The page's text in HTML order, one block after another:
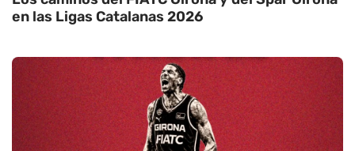
en las Ligas Catalanas 2026